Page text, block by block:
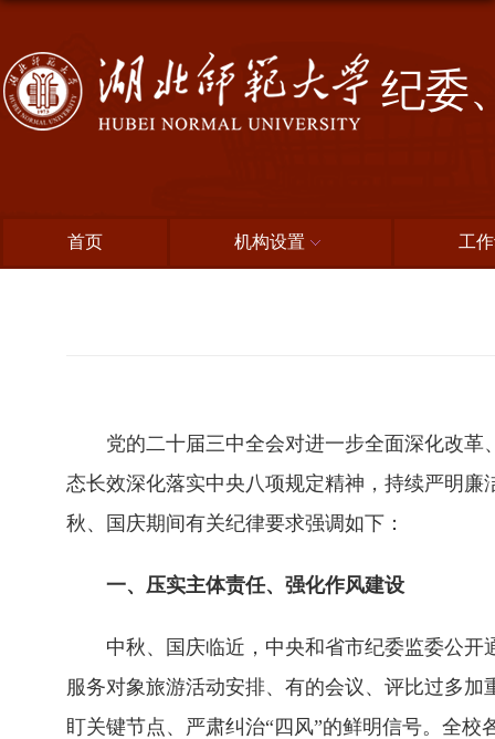
纪委
首页 机构设置 工
党的二十届三中全会对进一步全面深化改
态长效深化落实中央八项规定精神，持续严明
秋、国庆期间有关纪律要求强调如下：
一、压实主体责任、强化作风建设
中秋、国庆临近，中央和省市纪委监委公
服务对象旅游活动安排、有的会议、评比过多
盯关键节点、严肃纠治“四风”的鲜明信号。全